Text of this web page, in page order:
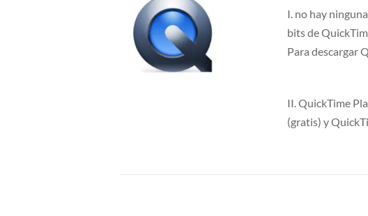
I. no hay
bits de
Para descargar
II. QuickTime
(gratis) y